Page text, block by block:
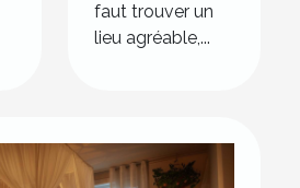
faut trouver un
lieu agréable,...